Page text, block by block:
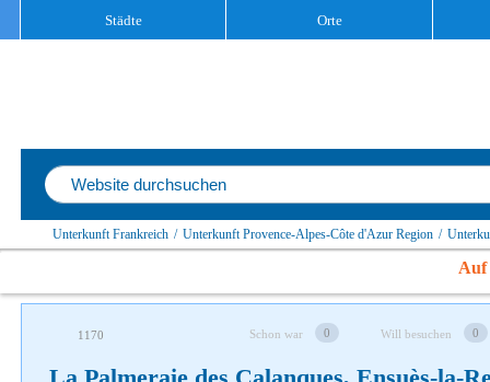
Städte Orte
Unterkunft Frankreich / Unterkunft Provence-Alpes-Côte d'Azur Region /
Auf
1170 Schon war 0 Will besuchen 0